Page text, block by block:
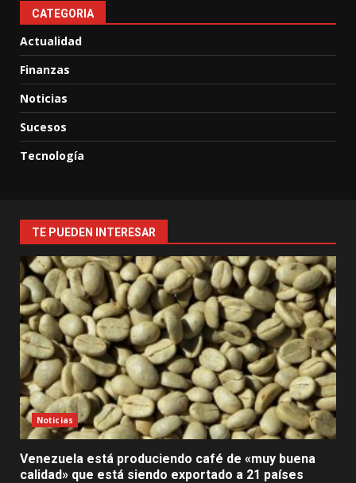
CATEGORIA
Actualidad
Finanzas
Noticias
Sucesos
Tecnología
TE PUEDEN INTERESAR
Noticias
Venezuela está produciendo café de «muy buena
calidad» que está siendo exportado a 21 países